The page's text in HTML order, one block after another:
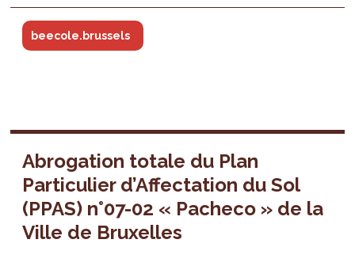
beecole.brussels
Abrogation totale du Plan
Particulier d’Affectation du Sol
(PPAS) n°07-02 « Pacheco » de la
Ville de Bruxelles